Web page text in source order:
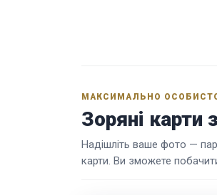
МАКСИМАЛЬНО
Зоряні
Надішліть ваше фото —
карти. Ви зможете